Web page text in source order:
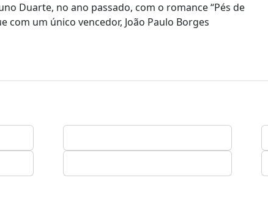
Duarte, no ano passado, com o romance “Pés de
um único vencedor, João Paulo Borges